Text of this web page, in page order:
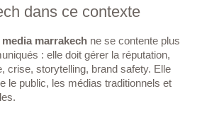
dans ce contexte
marrakech ne se contente plus
: elle doit gérer la réputation,
crise, storytelling, brand safety. Elle
le public, les médias traditionnels et